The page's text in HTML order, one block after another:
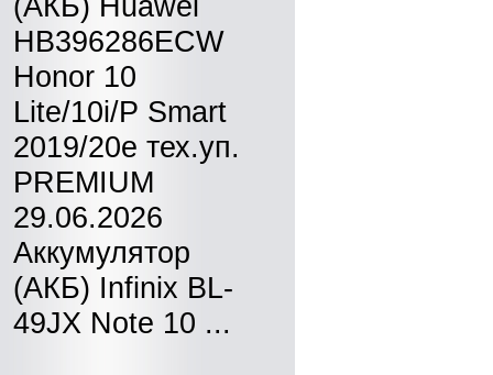
HB396286ECW
Honor 10
Lite/10i/P Smart
2019/20e тех.уп.
PREMIUM
29.06.2026
Аккумулятор
(АКБ) Infinix BL-
49JX Note 10 ...